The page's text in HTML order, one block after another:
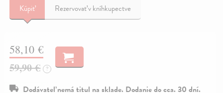
Kúpiť Rezervovať v kníhkupectve
58,10 €
59,90 €
?
Dodávateľ nemá titul na sklade. Dodanie do cca. 30 dní.